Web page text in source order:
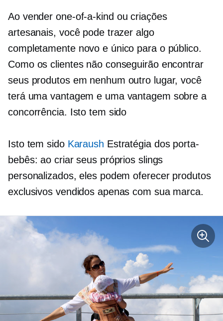
Ao venderone-of-a-kind ou criações
artesanais, você pode trazer algo
completamente novo e único para o público.
Como os clientes não conseguirão encontrar
seus produtos em nenhum outro lugar, você
terá uma vantagem e uma vantagem sobre a
concorrência. Isto tem sido
Isto tem sido Karaush Estratégia dos porta-
bebês: ao criar seus próprios slings
personalizados, eles podem oferecer produtos
exclusivos vendidos apenas com sua marca.